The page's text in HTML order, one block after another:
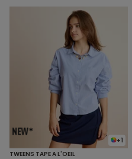
+1
TWEENS TAPE A L'OEIL